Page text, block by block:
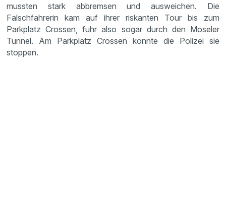
mussten stark abbremsen und ausweichen. Die
Falschfahrerin kam auf ihrer riskanten Tour bis zum
Parkplatz Crossen, fuhr also sogar durch den Moseler
Tunnel. Am Parkplatz Crossen konnte die Polizei sie
stoppen.